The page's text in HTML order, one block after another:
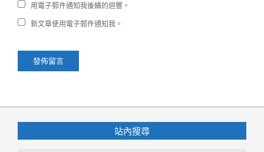
用電子郵件通知我後續的迴響。
新文章使用電子郵件通知我。
站內搜尋